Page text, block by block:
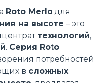
Roto Merlo для
на высоте – это
технологий,
. Серия Roto
потребностей
в сложных